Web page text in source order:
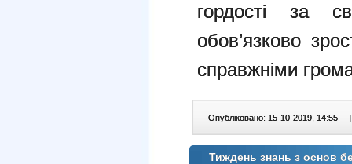
гордості за
обов’язково
справжніми
Опубліковано: 15-10-2019, 14:55 |
Тиждень знань з основ